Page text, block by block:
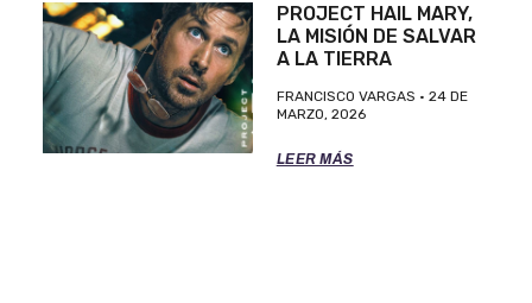
PROJECT HAIL MARY,
LA MISIÓN DE SALVAR
A LA TIERRA
FRANCISCO VARGAS
24 DE
MARZO, 2026
LEER MÁS